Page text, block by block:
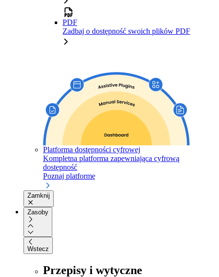
PDF
Zadbaj o dostępność swoich plików PDF
Platforma dostępności cyfrowej
Kompletna platforma zapewniająca cyfrową
dostępność
Poznaj platformę
Zamknij
Zasoby
Wstecz
Przepisy i wytyczne